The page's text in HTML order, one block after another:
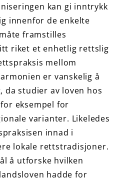
kan gi inntrykk
innenfor de enkelte
framstilles
riket et enhetlig rettslig
mellom
er vanskelig å
da studier av loven hos
eksempel for
varianter. Likeledes
innad i
lokale rettstradisjoner.
å utforske hvilken
hadde for